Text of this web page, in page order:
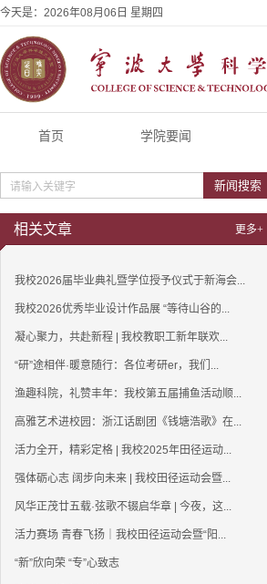
今天是： 2026年08月06日 星期四
首页 学院要闻
新闻搜索
相关文章 更多+
我校2026届毕业典礼暨学位授予仪式于新海会...
我校2026优秀毕业设计作品展 “等待山谷的...
凝心聚力，共赴新程 | 我校教职工新年联欢...
“研”途相伴·暖意随行：各位考研er，我们...
渔趣科院，礼赞丰年：我校第五届捕鱼活动顺...
高雅艺术进校园：浙江话剧团《钱塘浩歌》在...
活力全开，精彩定格 | 我校2025年田径运动...
强体砺心志 阔步向未来 | 我校田径运动会暨...
风华正茂廿五载·弦歌不辍启华章 | 今夜，这...
活力赛场 青春飞扬｜我校田径运动会暨“阳...
“新”欣向荣 “专”心致志